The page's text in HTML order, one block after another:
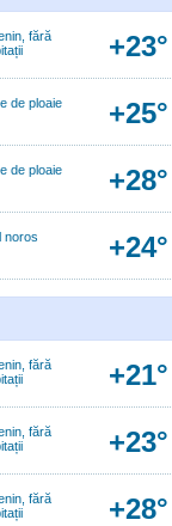
fără
+23°
de ploaie +25°
de ploaie +28°
noros +24°
fără
+21°
fără
+23°
fără
+28°